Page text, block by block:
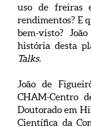
uso de freiras
rendimentos? E
bem-visto?
história desta
Talks.
João de
CHAM-Centro
Doutorado em
Científica da